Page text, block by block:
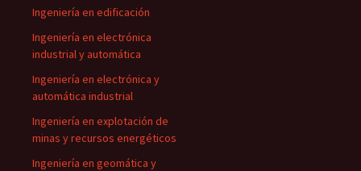
Ingeniería en edificación
Ingeniería en electrónica
industrial y automática
Ingeniería en electrónica y
automática industrial
Ingeniería en explotación de
minas y recursos energéticos
Ingeniería en geomática y